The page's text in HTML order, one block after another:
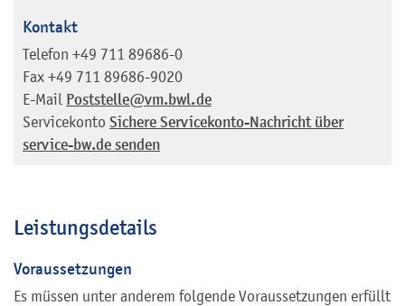
Kontakt
Telefon +49 711 89686-0
Fax +49 711 89686-9020
E-Mail Poststelle@vm.bwl.de
Servicekonto Sichere Servicekonto-Nachricht über
service-bw.de senden
Leistungsdetails
Voraussetzungen
Es müssen unter anderem folgende Voraussetzungen erfüllt